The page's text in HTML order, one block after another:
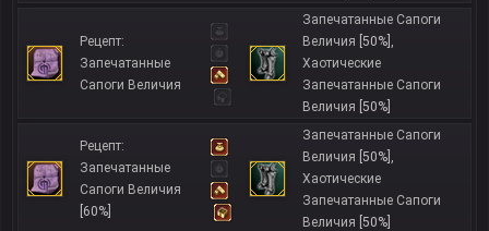
Рецепт:
Запечатанные
Сапоги Величия
Запечатанные Сапоги
Величия [50%] ,
Хаотические
Запечатанные Сапоги
Величия [50%]
Рецепт:
Запечатанные
Сапоги Величия
[60%]
Запечатанные Сапоги
Величия [50%] ,
Хаотические
Запечатанные Сапоги
Величия [50%]